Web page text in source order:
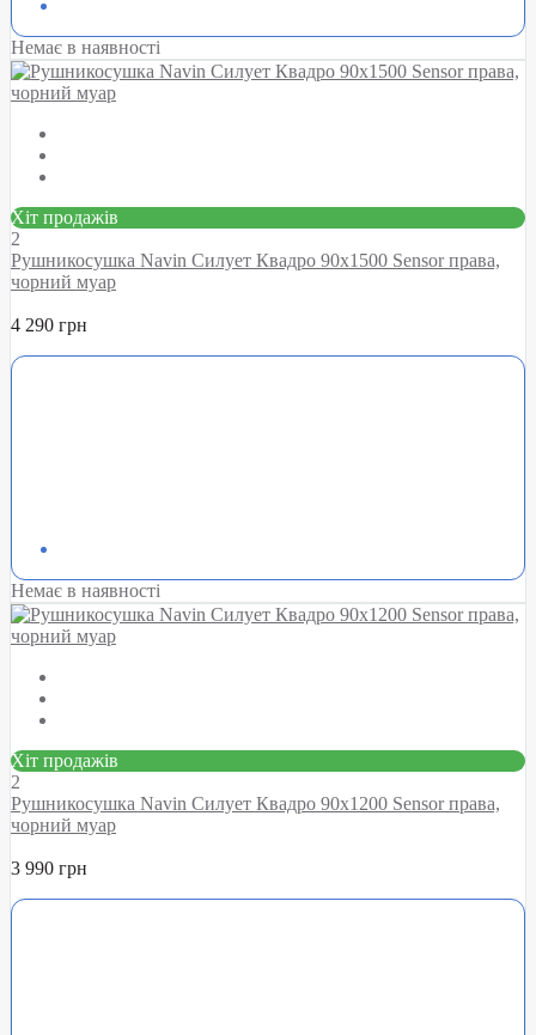
Немає в наявності
Хіт продажів
2
Рушникосушка Navin Силует Квадро 90х1500 Sensor права,
чорний муар
4 290 грн
Немає в наявності
Хіт продажів
2
Рушникосушка Navin Силует Квадро 90х1200 Sensor права,
чорний муар
3 990 грн